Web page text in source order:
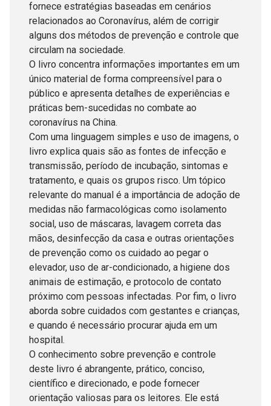
fornece estratégias baseadas em cenários
relacionados ao Coronavírus, além de corrigir
alguns dos métodos de prevenção e controle que
circulam na sociedade.
O livro concentra informações importantes em um
único material de forma compreensível para o
público e apresenta detalhes de experiências e
práticas bem-sucedidas no combate ao
coronavírus na China.
Com uma linguagem simples e uso de imagens, o
livro explica quais são as fontes de infecção e
transmissão, período de incubação, sintomas e
tratamento, e quais os grupos risco. Um tópico
relevante do manual é a importância de adoção de
medidas não farmacológicas como isolamento
social, uso de máscaras, lavagem correta das
mãos, desinfecção da casa e outras orientações
de prevenção como os cuidado ao pegar o
elevador, uso de ar-condicionado, a higiene dos
animais de estimação, e protocolo de contato
próximo com pessoas infectadas. Por fim, o livro
aborda sobre cuidados com gestantes e crianças,
e quando é necessário procurar ajuda em um
hospital.
O conhecimento sobre prevenção e controle
deste livro é abrangente, prático, conciso,
científico e direcionado, e pode fornecer
orientação valiosas para os leitores. Ele está